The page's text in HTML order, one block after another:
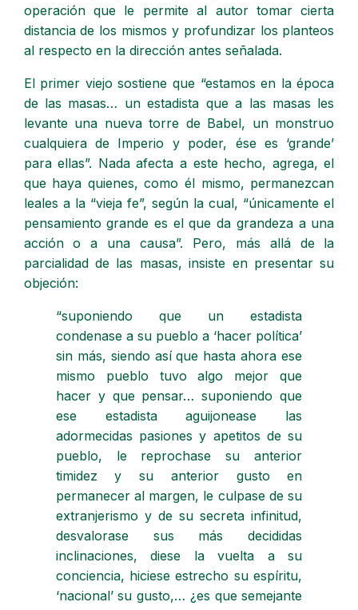
operación que le permite al autor tomar cierta
distancia de los mismos y profundizar los planteos
al respecto en la dirección antes señalada.
El primer viejo sostiene que “estamos en la época
de las masas… un estadista que a las masas les
levante una nueva torre de Babel, un monstruo
cualquiera de Imperio y poder, ése es ‘grande’
para ellas”. Nada afecta a este hecho, agrega, el
que haya quienes, como él mismo, permanezcan
leales a la “vieja fe”, según la cual, “únicamente el
pensamiento grande es el que da grandeza a una
acción o a una causa”. Pero, más allá de la
parcialidad de las masas, insiste en presentar su
objeción:
“suponiendo que un estadista
condenase a su pueblo a ‘hacer política’
sin más, siendo así que hasta ahora ese
mismo pueblo tuvo algo mejor que
hacer y que pensar… suponiendo que
ese estadista aguijonease las
adormecidas pasiones y apetitos de su
pueblo, le reprochase su anterior
timidez y su anterior gusto en
permanecer al margen, le culpase de su
extranjerismo y de su secreta infinitud,
desvalorase sus más decididas
inclinaciones, diese la vuelta a su
conciencia, hiciese estrecho su espíritu,
‘nacional’ su gusto,… ¿es que semejante